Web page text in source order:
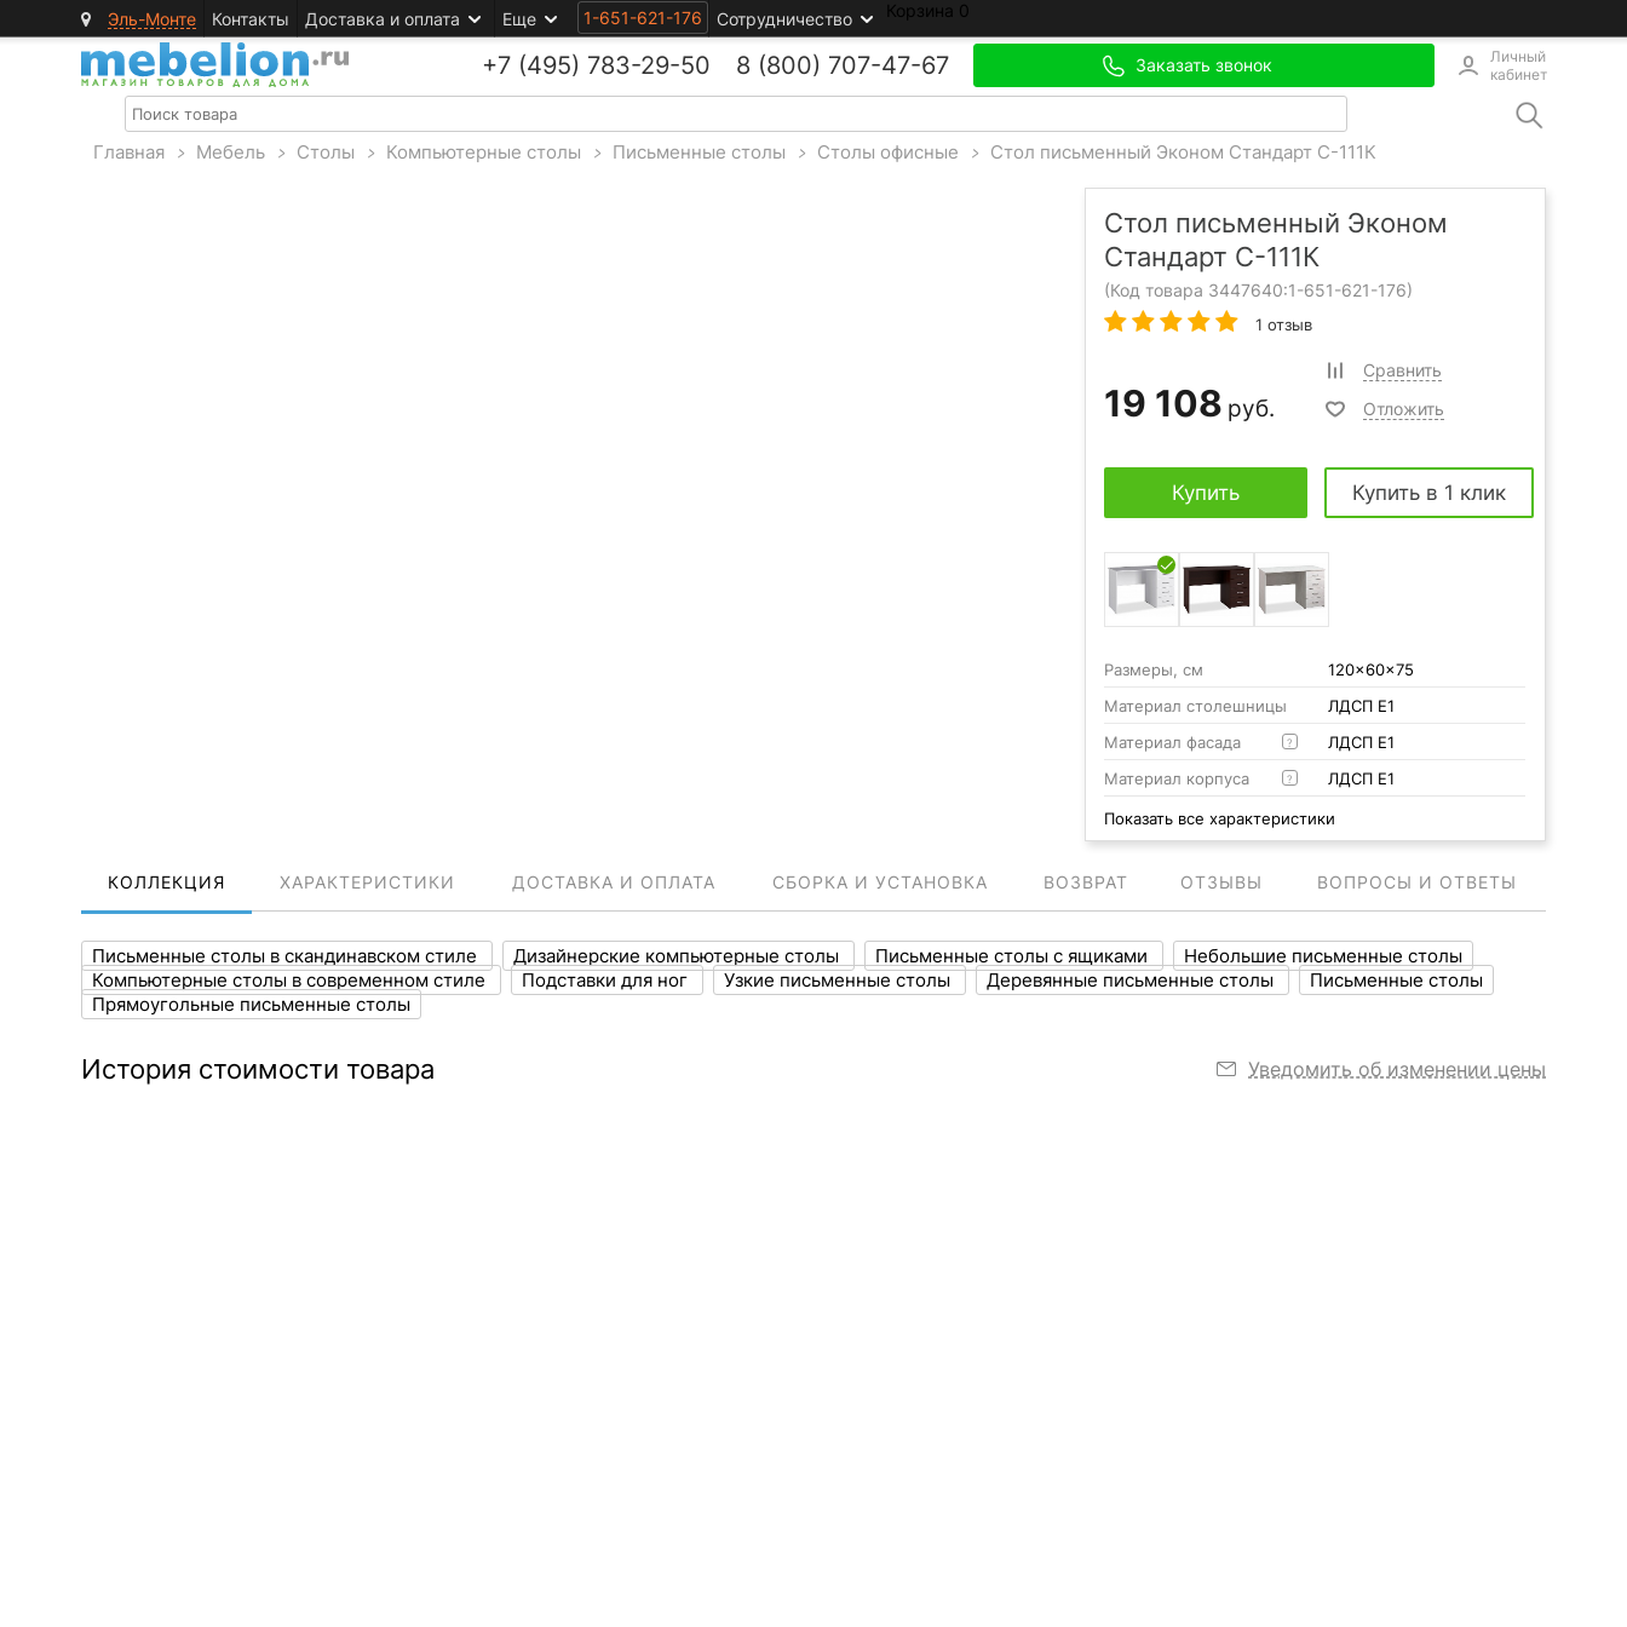
Эль-Монте Контакты Доставка и оплата Еще 1-651-621-176 Сотрудничество Корзина 0
+7 (495) 783-29-50 8 (800) 707-47-67 Заказать звонок
Личный
кабинет
Главная > Мебель > Столы > Компьютерные столы > Письменные столы > Столы офисные > Стол письменный Эконом Стандарт С-111К
Стол письменный Эконом
Стандарт С-111К
(Код товара 3447640:1-651-621-176)
1 отзыв
19 108 руб.
Сравнить
Отложить
Купить Купить в 1 клик
Размеры, см
120x60x75
Материал столешницы
ЛДСП Е1
Материал фасада
?
ЛДСП Е1
Материал корпуса
? ЛДСП Е1
Показать все характеристики
КОЛЛЕКЦИЯ ХАРАКТЕРИСТИКИ ДОСТАВКА И ОПЛАТА СБОРКА И УСТАНОВКА ВОЗВРАТ ОТЗЫВЫ ВОПРОСЫ И ОТВЕТЫ
Письменные столы в скандинавском стиле Дизайнерские компьютерные столы Письменные столы с ящиками
Небольшие письменные столы
Компьютерные столы в современном стиле
Подставки для ног Узкие письменные столы Деревянные письменные столы
Письменные столы
Прямоугольные письменные столы
История стоимости товара Уведомить об изменении цены